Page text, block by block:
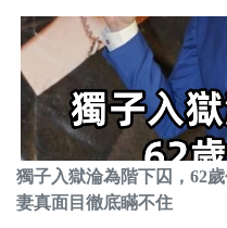
獨子入獄淪為階下囚，62
妻真面目徹底瞞不住